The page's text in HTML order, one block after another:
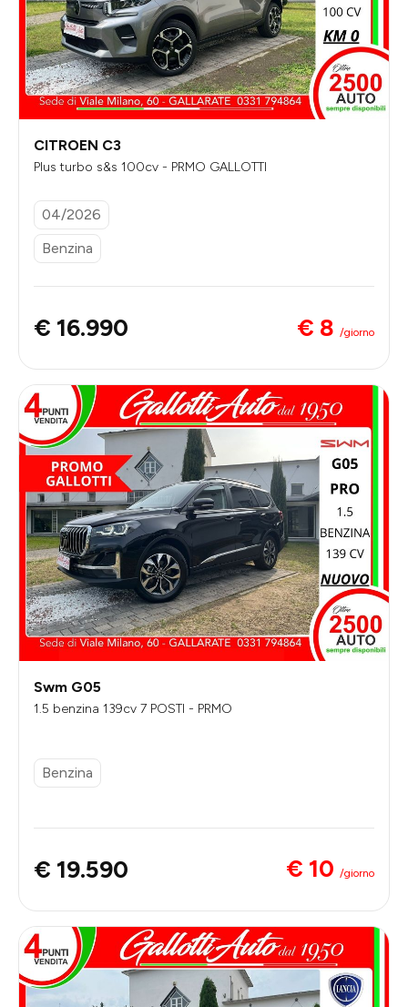
CITROEN C3
Plus turbo s&s 100cv - PRMO GALLOTTI
04/2026
Benzina
€ 16.990 € 8 /giorno
Swm G05
1.5 benzina 139cv 7 POSTI - PRMO
Benzina
€ 19.590 € 10 /giorno